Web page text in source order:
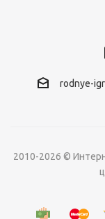
rodnye-
2010-2026 ©